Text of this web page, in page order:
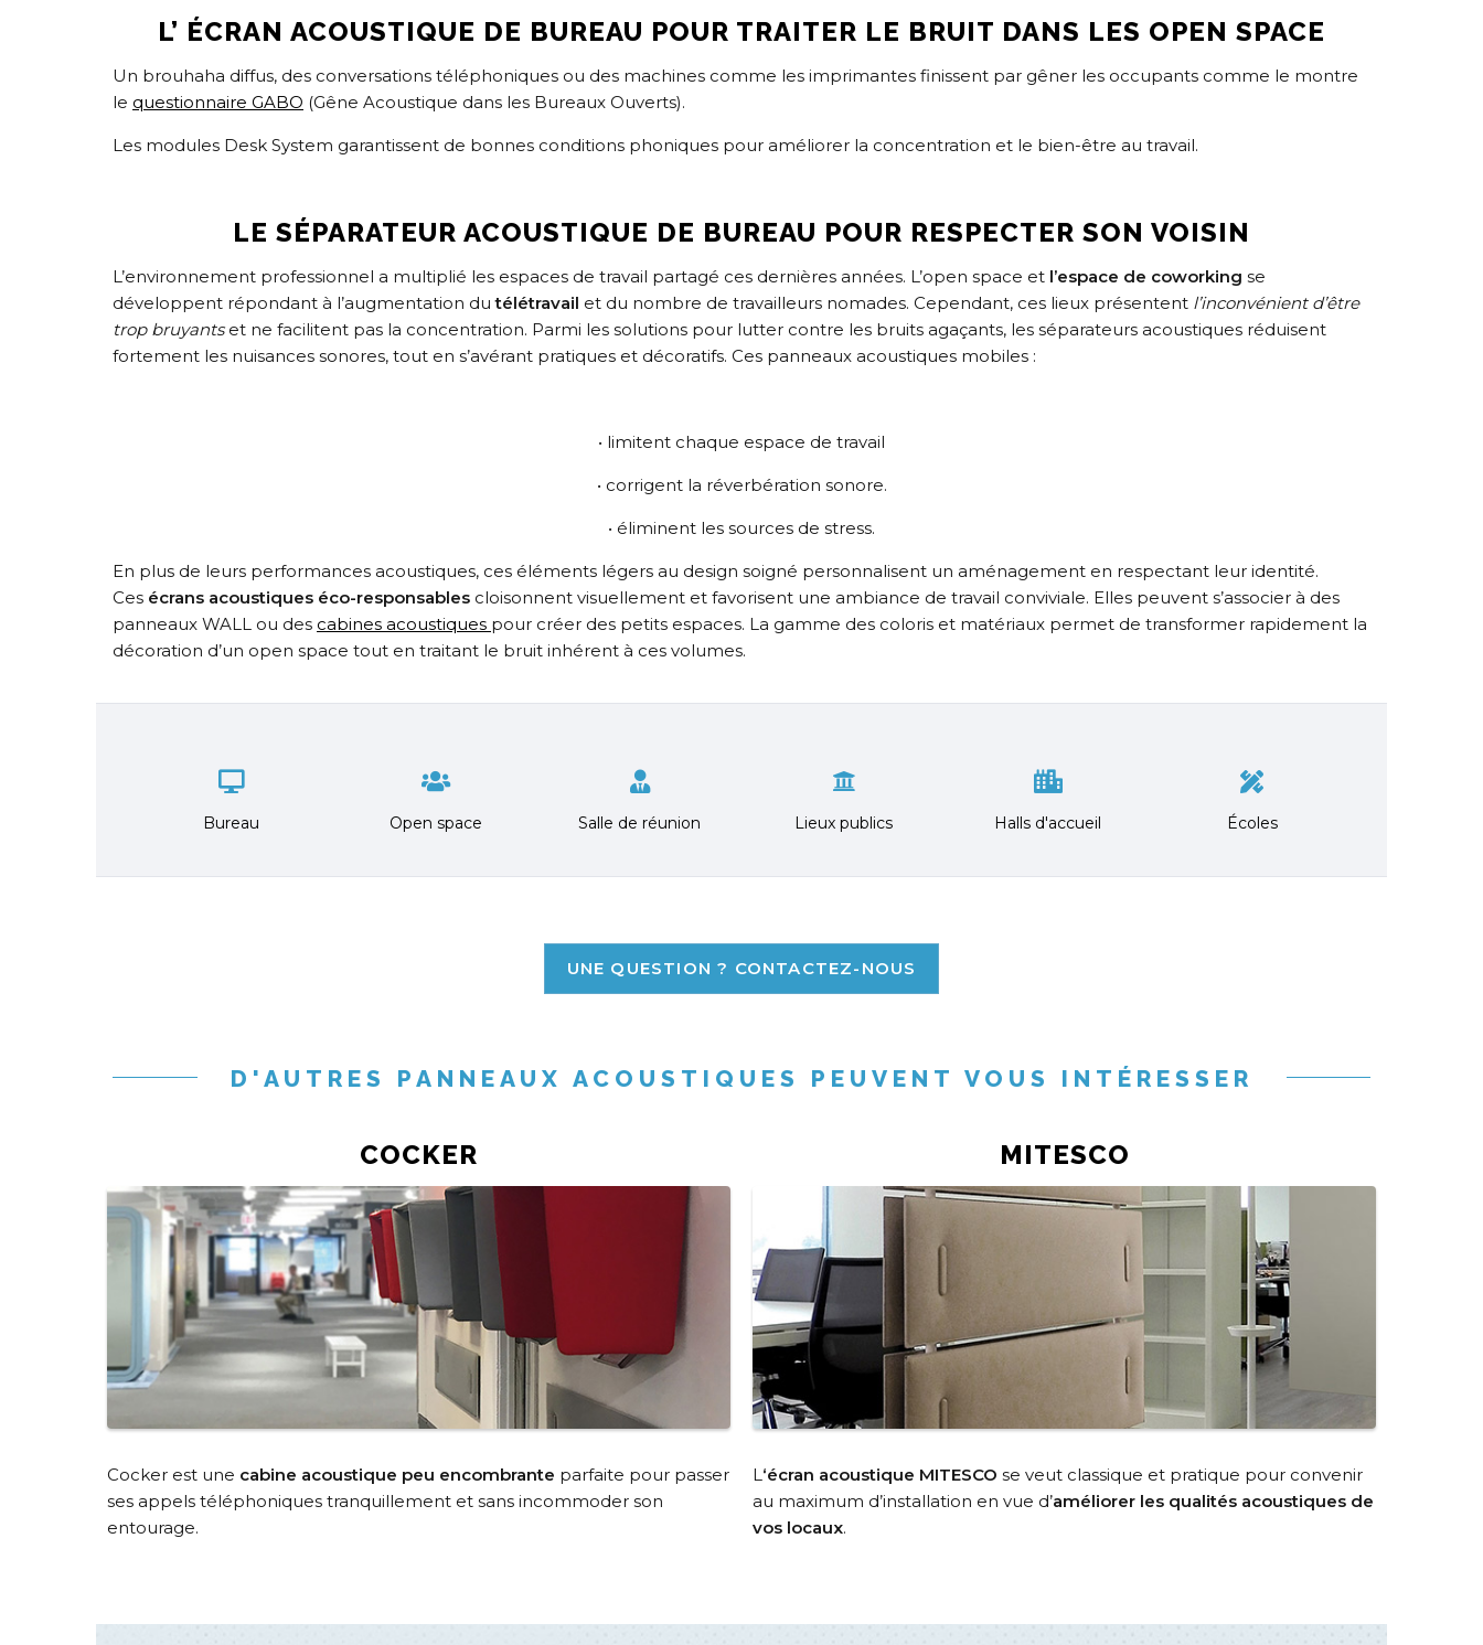
L’ ÉCRAN ACOUSTIQUE DE BUREAU POUR TRAITER LE BRUIT DANS LES OPEN SPACE
Un brouhaha diffus, des conversations téléphoniques ou des machines comme les imprimantes finissent par gêner les occupants comme le montre
le questionnaire GABO (Gêne Acoustique dans les Bureaux Ouverts).
Les modules Desk System garantissent de bonnes conditions phoniques pour améliorer la concentration et le bien-être au travail.
LE SÉPARATEUR ACOUSTIQUE DE BUREAU POUR RESPECTER SON VOISIN
L’environnement professionnel a multiplié les espaces de travail partagé ces dernières années. L’open space et l’espace de coworking se
développent répondant à l’augmentation dutélétravail et du nombre de travailleurs nomades. Cependant, ces lieux présentent l’inconvénient d’être
trop bruyantset ne facilitent pas la concentration. Parmi les solutions pour lutter contre les bruits agaçants, les séparateurs acoustiques réduisent
fortement les nuisances sonores, tout en s’avérant pratiques et décoratifs. Ces panneaux acoustiques mobiles :
• limitent chaque espace de travail
• corrigent la réverbération sonore.
• éliminent les sources de stress.
En plus de leurs performances acoustiques, ces éléments légers au design soigné personnalisent un aménagement en respectant leur identité.
Ces écrans acoustiques éco-responsables cloisonnent visuellement et favorisent une ambiance de travail conviviale. Elles peuvent s’associer à des
panneaux WALL ou des cabines acoustiques pour créer des petits espaces. La gamme des coloris et matériaux permet de transformer rapidement la
décoration d’un open space tout en traitant le bruit inhérent à ces volumes.
Bureau Open space Salle de réunion Lieux publics Halls d'accueil Écoles
UNE QUESTION ? CONTACTEZ-NOUS
D'AUTRES PANNEAUX ACOUSTIQUES PEUVENT VOUS INTÉRESSER
COCKER
Cocker est une cabine acoustique peu encombrante parfaite pour passer
ses appels téléphoniques tranquillement et sans incommoder son
entourage.
MITESCO
L‘écran acoustique MITESCO se veut classique et pratique pour convenir
au maximum d’installation en vue d’améliorer les qualités acoustiques de
vos locaux.